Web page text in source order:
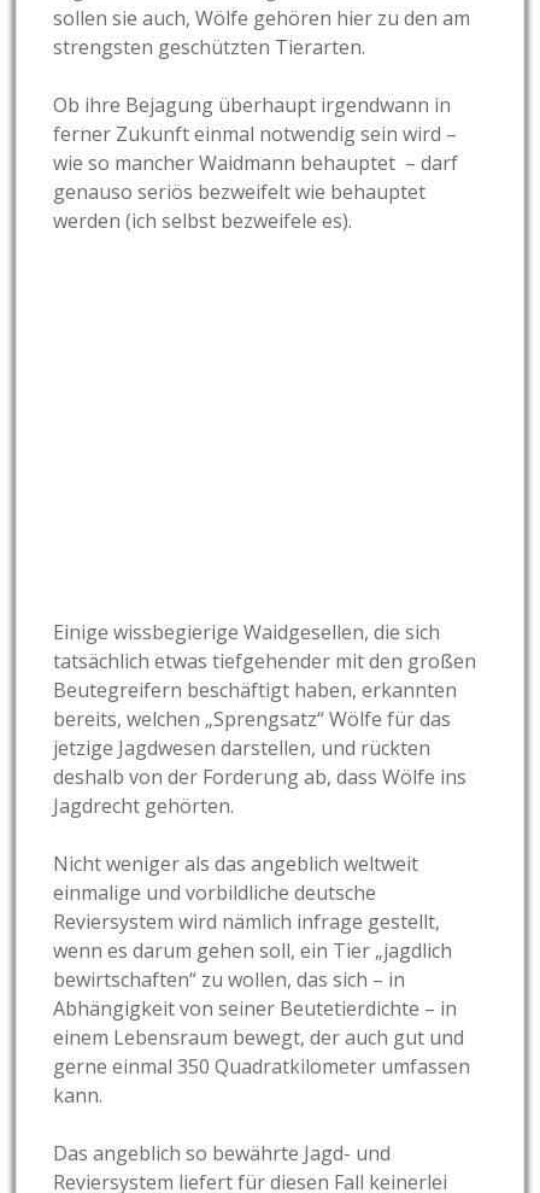
sollen sie auch, Wölfe gehören hier zu den am
strengsten geschützten Tierarten.
Ob ihre Bejagung überhaupt irgendwann in
ferner Zukunft einmal notwendig sein wird –
wie so mancher Waidmann behauptet – darf
genauso seriös bezweifelt wie behauptet
werden (ich selbst bezweifele es).
Einige wissbegierige Waidgesellen, die sich
tatsächlich etwas tiefgehender mit den großen
Beutegreifern beschäftigt haben, erkannten
bereits, welchen „Sprengsatz“ Wölfe für das
jetzige Jagdwesen darstellen, und rückten
deshalb von der Forderung ab, dass Wölfe ins
Jagdrecht gehörten.
Nicht weniger als das angeblich weltweit
einmalige und vorbildliche deutsche
Reviersystem wird nämlich infrage gestellt,
wenn es darum gehen soll, ein Tier „jagdlich
bewirtschaften“ zu wollen, das sich – in
Abhängigkeit von seiner Beutetierdichte – in
einem Lebensraum bewegt, der auch gut und
gerne einmal 350 Quadratkilometer umfassen
kann.
Das angeblich so bewährte Jagd- und
Reviersystem liefert für diesen Fall keinerlei